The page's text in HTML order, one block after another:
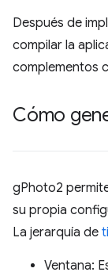
Después de
compilar la
complementos
Cómo
gPhoto2
su propia
La jerarquía de
Ventana: